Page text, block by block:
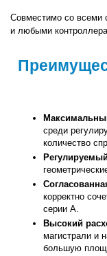
Совместимо со всеми
и любыми
среди
количество
корректно
серии A.
Высокий
магистрали и
большую